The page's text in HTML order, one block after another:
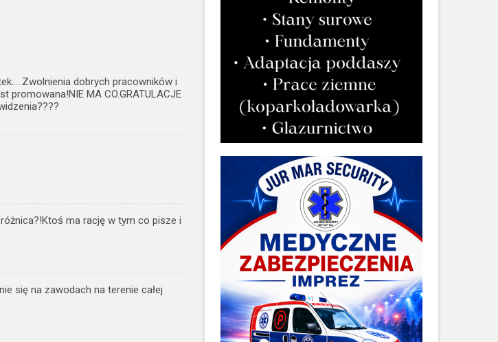
dobrych pracowników i
promowana!NIE MA CO.GRATULACJE
ma rację w tym co pisze i
się na zawodach na terenie całej